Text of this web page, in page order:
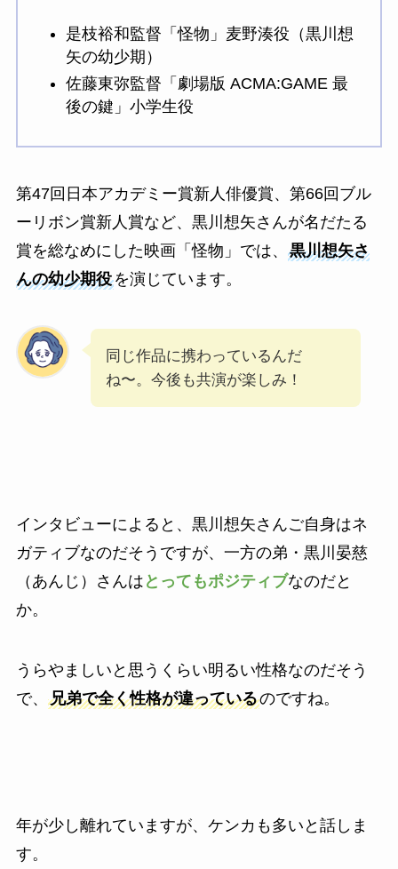
是枝裕和監督「怪物」麦野湊役（黒川想
矢の幼少期）
佐藤東弥監督「劇場版 ACMA:GAME 最
後の鍵」小学生役
第47回日本アカデミー賞新人俳優賞、第66回ブル
ーリボン賞新人賞など、黒川想矢さんが名だたる
賞を総なめにした映画「怪物」では、 黒川想矢さ
んの幼少期役を演じています。
同じ作品に携わっているんだ
ね〜。今後も共演が楽しみ！
インタビューによると、黒川想矢さんご自身はネ
ガティブなのだそうですが、一方の弟・黒川晏慈
（あんじ）さんは とってもポジティブなのだと
か。
うらやましいと思うくらい明るい性格なのだそう
で、 兄弟で全く性格が違っているのですね。
年が少し離れていますが、ケンカも多いと話しま
す。